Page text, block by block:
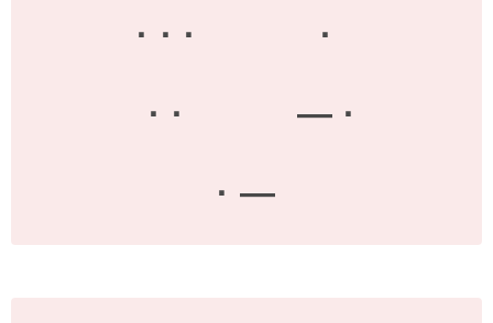
· · ·
·
· ·
— ·
· —